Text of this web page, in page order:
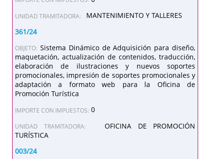
UNIDAD TRAMITADORA:
MANTENIMIENTO Y TALLERES
361/24
OBJETO: Sistema Dinámico de Adquisición para diseño,
maquetación, actualización de contenidos, traducción,
elaboración de ilustraciones y nuevos soportes
promocionales, impresión de soportes promocionales y
adaptación a formato web para la Oficina de
Promoción Turística
IMPORTE CON IMPUESTOS: 0
UNIDAD TRAMITADORA:
OFICINA DE PROMOCIÓN
TURÍSTICA
003/24